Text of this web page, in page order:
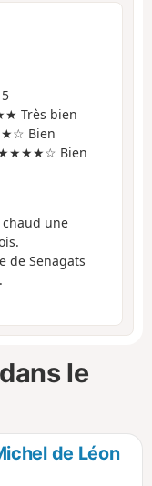
Très bien
Bien
Bien
une
de Senagats
le
de Léon